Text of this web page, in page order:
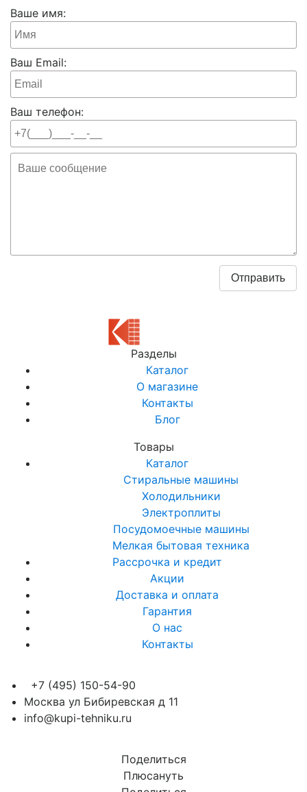
Ваше имя:
Ваш Email:
Ваш телефон:
Разделы
Каталог
О магазине
Контакты
Блог
Товары
Каталог
Стиральные машины
Холодильники
Электроплиты
Посудомоечные машины
Мелкая бытовая техника
Рассрочка и кредит
Акции
Доставка и оплата
Гарантия
О нас
Контакты
+7 (495) 150-54-90
Москва ул Бибиревская д 11
info@kupi-tehniku.ru
Поделиться
Плюсануть